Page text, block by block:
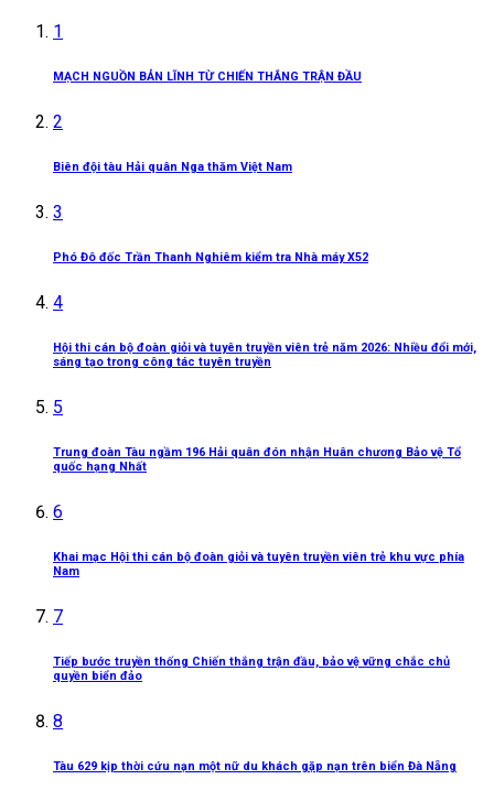
1
MẠCH NGUỒN BẢN LĨNH TỪ CHIẾN THẮNG TRẬN ĐẦU
2
Biên đội tàu Hải quân Nga thăm Việt Nam
3
Phó Đô đốc Trần Thanh Nghiêm kiểm tra Nhà máy X52
4
Hội thi cán bộ đoàn giỏi và tuyên truyền viên trẻ năm 2026: Nhiều đổi mới,
sáng tạo trong công tác tuyên truyền
5
Trung đoàn Tàu ngầm 196 Hải quân đón nhận Huân chương Bảo vệ Tổ
quốc hạng Nhất
6
Khai mạc Hội thi cán bộ đoàn giỏi và tuyên truyền viên trẻ khu vực phía
Nam
7
Tiếp bước truyền thống Chiến thắng trận đầu, bảo vệ vững chắc chủ
quyền biển đảo
8
Tàu 629 kịp thời cứu nạn một nữ du khách gặp nạn trên biển Đà Nẵng